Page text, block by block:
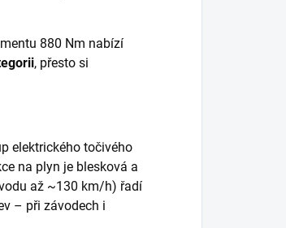
880 Nm nabízí
, přesto si
elektrického točivého
na plyn je blesková a
až ~130 km/h) řadí
– při závodech i